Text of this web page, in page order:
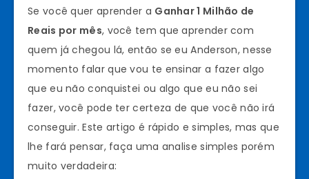
Se você quer aprender a Ganhar 1 Milhão de
Reais por mês, você tem que aprender com
quem já chegou lá, então se eu Anderson, nesse
momento falar que vou te ensinar a fazer algo
que eu não conquistei ou algo que eu não sei
fazer, você pode ter certeza de que você não irá
conseguir. Este artigo é rápido e simples, mas que
lhe fará pensar, faça uma analise simples porém
muito verdadeira: